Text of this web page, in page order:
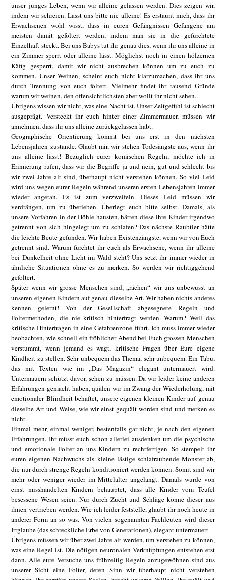
unser junges Leben, wenn wir alleine gelassen werden. Dies zeigen wir,
indem wir schreien. Lasst uns bitte nie alleine! Es erstaunt mich, dass ihr
Erwachsenen wohl wisst, dass in euren Gefängnissen Gefangene am
meisten damit gefoltert werden, indem man sie in die gefürchtete
Einzelhaft steckt. Bei uns Babys tut ihr genau dies, wenn ihr uns alleine in
ein Zimmer sperrt oder alleine lässt. Möglichst noch in einen hölzernen
Käfig gesperrt, damit wir nicht ausbrechen können um zu euch zu
kommen. Unser Weinen, scheint euch nicht klarzumachen, dass ihr uns
durch Trennung von euch foltert. Vielmehr findet ihr tausend Gründe
warum wir weinen, den offensichtlichsten aber wollt ihr nicht sehen.
Übrigens wissen wir nicht, was eine Nacht ist. Unser Zeitgefühl ist schlecht
ausgeprägt. Versteckt ihr euch hinter einer Zimmermauer, müssen wir
annehmen, dass ihr uns alleine zurückgelassen habt.
Geographische Orientierung kommt bei uns erst in den nächsten
Lebensjahren zustande. Glaubt mir, wir stehen Todesängste aus, wenn ihr
uns alleine lässt! Bezüglich eurer komischen Regeln, möchte ich in
Erinnerung rufen, dass wir die Begriffe ja und nein, gut und schlecht bis
wir zwei Jahre alt sind, überhaupt nicht verstehen können. So viel Leid
wird uns wegen eurer Regeln während unseren ersten Lebensjahren immer
wieder angetan. Es ist zum verzweifeln. Dieses Leid müssen wir
verdrängen, um zu überleben. Überlegt euch bitte selbst. Damals, als
unsere Vorfahren in der Höhle hausten, hätten diese ihre Kinder irgendwo
getrennt von sich hingelegt um zu schlafen? Das nächste Raubtier hätte
die leichte Beute gefunden. Wir haben Existenzängste, wenn wir von Euch
getrennt sind. Warum fürchtet ihr euch als Erwachsene, wenn ihr alleine
bei Dunkelheit ohne Licht im Wald steht? Uns setzt ihr immer wieder in
ähnliche Situationen ohne es zu merken. So werden wir richtiggehend
gefoltert.
Später wenn wir grosse Menschen sind, „rächen“ wir uns unbewusst an
unseren eigenen Kindern auf genau dieselbe Art. Wir haben nichts anderes
kennen gelernt! Von der Gesellschaft abgesegnete Regeln und
Foltermethoden, die nie kritisch hinterfragt werden. Warum? Weil das
kritische Hinterfragen in eine Gefahrenzone führt. Ich muss immer wieder
beobachten, wie schnell ein fröhlicher Abend bei Euch grossen Menschen
verstummt, wenn jemand es wagt, kritische Fragen über Eure eigene
Kindheit zu stellen. Sehr unbequem das Thema, sehr unbequem. Ein Tabu,
das mit Texten wie im „Das Magazin“ elegant untermauert wird.
Untermauern schützt davor, sehen zu müssen. Da wir leider keine anderen
Erfahrungen gemacht haben, quälen wir im Zwang der Wiederholung, mit
emotionaler Blindheit behaftet, unsere eigenen kleinen Kinder auf genau
dieselbe Art und Weise, wie wir einst gequält worden sind und merken es
nicht.
Einmal mehr, einmal weniger, bestenfalls gar nicht, je nach den eigenen
Erfahrungen. Ihr müsst euch schon allerlei ausdenken um die psychische
und emotionale Folter an uns Kindern zu rechtfertigen. So stempelt ihr
euren eigenen Nachwuchs als kleine lästige schlafraubende Monster ab,
die nur durch strenge Regeln konditioniert werden können. Somit sind wir
mehr oder weniger wieder im Mittelalter angelangt. Damals wurde von
einst misshandelten Kindern behauptet, dass alle Kinder vom Teufel
besessene Wesen seien. Nur durch Zucht und Schläge könne dieser aus
ihnen vertrieben werden. Wie ich leider feststelle, glaubt ihr noch heute in
anderer Form an so was. Von vielen sogenannten Fachleuten wird dieser
Irrglaube (das schreckliche Erbe von Generationen), elegant untermauert.
Übrigens müssen wir über zwei Jahre alt werden, um verstehen zu können,
was eine Regel ist. Die nötigen neuronalen Verknüpfungen entstehen erst
dann. Alle eure Versuche uns frühzeitig Regeln anzugewöhnen sind aus
unserer Sicht eine Folter, deren Sinn wir überhaupt nicht verstehen